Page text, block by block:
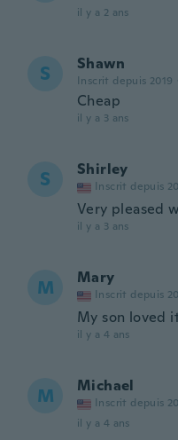
il y a 2 ans
S Shawn
Inscrit depuis 2019
Cheap
il y a 3 ans
S Shirley
Inscrit depuis
Very pleased
il y a 3 ans
M Mary
Inscrit depuis
My son loved
il y a 4 ans
M Michael
Inscrit depuis
il y a 4 ans